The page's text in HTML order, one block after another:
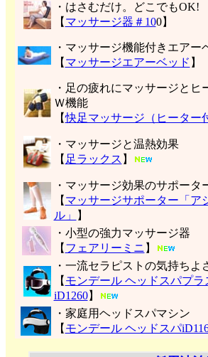
・はさむだけ。どこでもOK!
【 マッサージ器＃100】
・マッサージ機能付きエアー
【 マッサージエアーベッド 】
・足の疲れにマッサージとヒ
Ｗ機能
【快足マッサージ（ヒーター
・マッサージと温熱効果
【 足ラックス 】
・マッサージ効果のサポータ
【 マッサージサポーター「ア
ル」
】
・小型の強力マッサージ器
【 フェアリーミニ 】
・一流セラピストの気持ちよ
【 モンデール ヘッドスパプラ
iD1260】
・家庭用ヘッドスパマシン
【 モンデール ヘッドスパ